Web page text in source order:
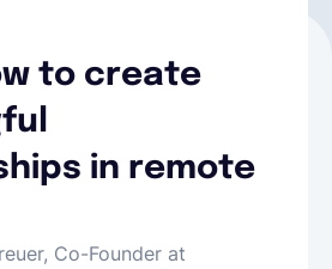
to create
in remote
Co-Founder at